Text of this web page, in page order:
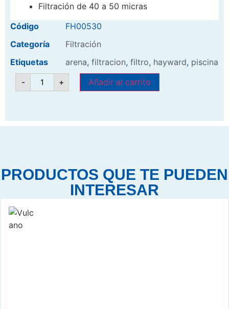
Filtración de 40 a 50 micras
Código
FH00530
Categoría
Filtración
Etiquetas
arena, filtracion, filtro, hayward, piscina
-
+ Añadir al carrito
PRODUCTOS QUE TE PUEDEN
INTERESAR